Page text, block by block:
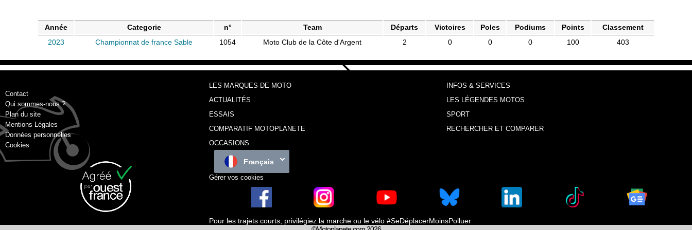
Année Categorie n° Team Départs Victoires Poles Podiums Points
Classement
2023
Championnat de france Sable 1054 Moto Club de la Côte d'Argent 2 0 0 0 100 403
Contact
Qui sommes-nous ?
Plan du site
Mentions Légales
Données personnelles
Cookies
LES MARQUES DE MOTO
INFOS & SERVICES
ACTUALITÉS
LES LÉGENDES MOTOS
ESSAIS
SPORT
COMPARATIF MOTOPLANETE
RECHERCHER ET COMPARER
OCCASIONS
Français
Gérer vos cookies
Pour les trajets courts, privilégiez la marche ou le vélo #SeDéplacerMoinsPolluer